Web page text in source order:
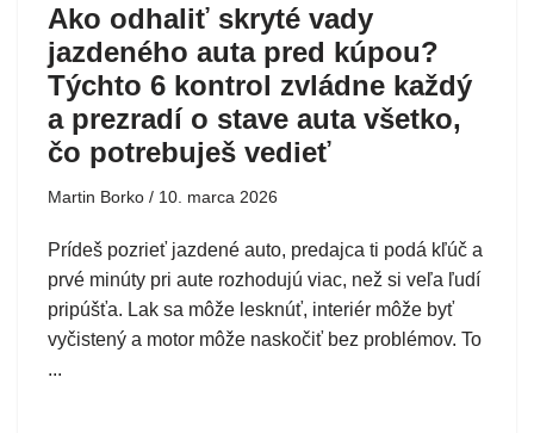
Ako odhaliť skryté vady
jazdeného auta pred kúpou?
Týchto 6 kontrol zvládne každý
a prezradí o stave auta všetko,
čo potrebuješ vedieť
Martin Borko 10. marca 2026
Prídeš pozrieť jazdené auto, predajca ti podá kľúč a
prvé minúty pri aute rozhodujú viac, než si veľa ľudí
pripúšťa. Lak sa môže lesknúť, interiér môže byť
vyčistený a motor môže naskočiť bez problémov. To
...